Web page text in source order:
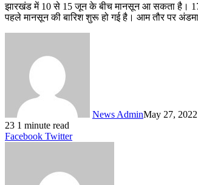
झारखंड में 10 से 15 जून के बीच मानसून आ सकता है। 17
पहले मानसून की बारिश शुरू हो गई है। आम तौर पर
News AdminMay 27, 2022
23 1 minute read
Facebook TwitterLinkedIn
Tumblr
Pinterest
Reddit
VKontakte
Share
Print